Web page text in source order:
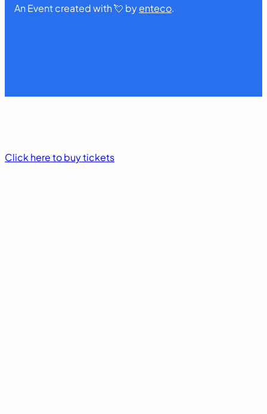
An Event created with 💘 byenteco.
Click here to buy tickets